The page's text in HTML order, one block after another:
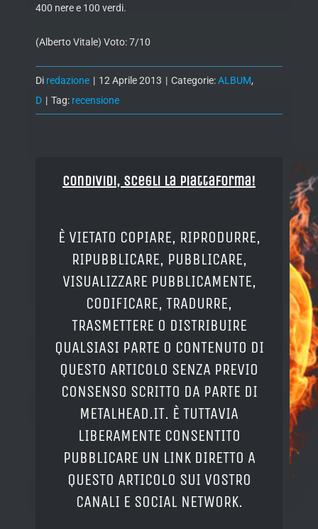
400 nere e 100 verdi.
(Alberto Vitale) Voto: 7/10
Di redazione | 12 Aprile 2013 | Categorie:ALBUM,
D | Tag: recensione
Condividi, Scegli la piattaforma!
È VIETATO COPIARE, RIPRODURRE,
RIPUBBLICARE, PUBBLICARE,
VISUALIZZARE PUBBLICAMENTE,
CODIFICARE, TRADURRE,
TRASMETTERE O DISTRIBUIRE
QUALSIASI PARTE O CONTENUTO DI
QUESTO ARTICOLO SENZA PREVIO
CONSENSO SCRITTO DA PARTE DI
METALHEAD.IT. È TUTTAVIA
LIBERAMENTE CONSENTITO
PUBBLICARE UN LINK DIRETTO A
QUESTO ARTICOLO SUI VOSTRO
CANALI E SOCIAL NETWORK.